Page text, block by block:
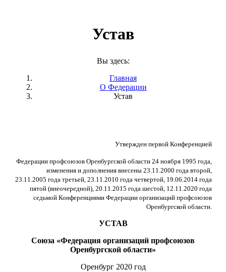
Устав
Вы здесь:
Главная
О Федерации
Устав
Утвержден первой Конференцией
Федерации профсоюзов Оренбургской области 24 ноября 1995 года,
изменения и дополнения внесены 23.11.2000 года второй,
23.11.2005 года третьей, 23.11.2010 года четвертой, 19.06.2014 года
пятой (внеочередной), 20.11.2015 года шестой, 12.11.2020 года
седьмой Конференциями Федерации организаций профсоюзов
Оренбургской области.
УСТАВ
Союза «Федерация организаций профсоюзов
Оренбургской области»
Оренбург 2020 год